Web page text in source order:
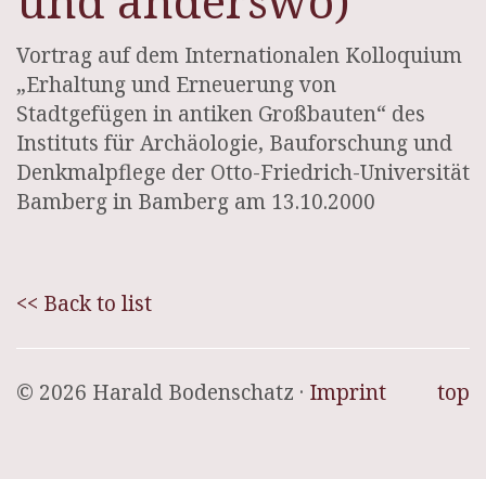
Vortrag auf dem Internationalen Kolloquium
„Erhaltung und Erneuerung von
Stadtgefügen in antiken Großbauten“ des
Instituts für Archäologie, Bauforschung und
Denkmalpflege der Otto-Friedrich-Universität
Bamberg in Bamberg am 13.10.2000
<< Back to list
top
© 2026 Harald Bodenschatz · Imprint